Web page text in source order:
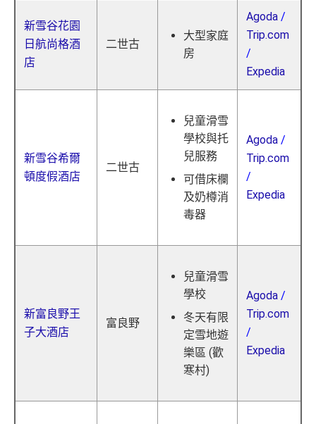
新雪谷花園
日航尚格酒
店
二世古
大型家庭
房
Agoda /
Trip.com
/
Expedia
新雪谷希爾
頓度假酒店
二世古
兒童滑雪
學校與托
兒服務
可借床欄
及奶樽消
毒器
Agoda /
Trip.com
/
Expedia
新富良野王
子大酒店
富良野
兒童滑雪
學校
冬天有限
定雪地遊
樂區 (歡
寒村)
Agoda /
Trip.com
/
Expedia